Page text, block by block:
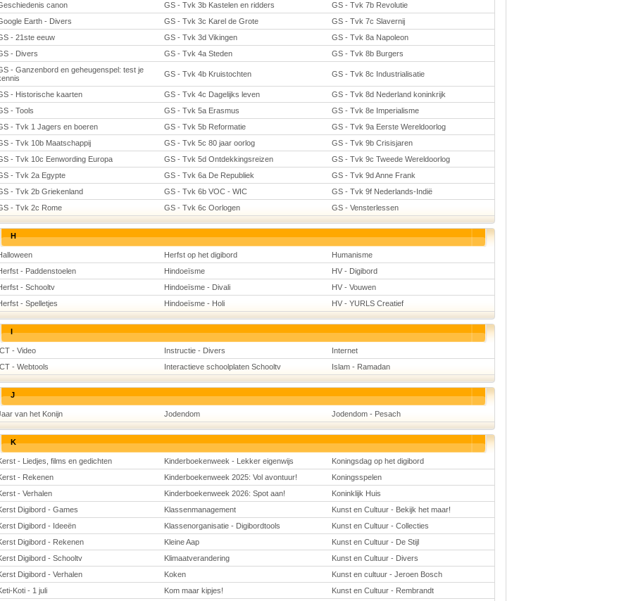
canon
GS - Tvk 3b Kastelen en ridders
GS - Tvk 7b Revolutie
Earth - Divers
GS - Tvk 3c Karel de Grote
GS - Tvk 7c Slavernij
- 21ste eeuw
GS - Tvk 3d Vikingen
GS - Tvk 8a Napoleon
- Divers
GS - Tvk 4a Steden
GS - Tvk 8b Burgers
- Ganzenbord en geheugenspel: test je
GS - Tvk 4b Kruistochten GS - Tvk 8c Industrialisatie
- Historische kaarten GS - Tvk 4c Dagelijks leven
GS - Tvk 8d Nederland koninkrijk
- Tools
GS - Tvk 5a Erasmus
GS - Tvk 8e Imperialisme
- Tvk 1 Jagers en boeren
GS - Tvk 5b Reformatie
GS - Tvk 9a Eerste Wereldoorlog
- Tvk 10b Maatschappij
GS - Tvk 5c 80 jaar oorlog
GS - Tvk 9b Crisisjaren
- Tvk 10c Eenwording Europa
GS - Tvk 5d Ontdekkingsreizen
GS - Tvk 9c Tweede Wereldoorlog
- Tvk 2a Egypte
GS - Tvk 6a De Republiek
GS - Tvk 9d Anne Frank
- Tvk 2b Griekenland
GS - Tvk 6b VOC - WIC
GS - Tvk 9f Nederlands-Indië
- Tvk 2c Rome
GS - Tvk 6c Oorlogen GS - Vensterlessen
H
Herfst op het digibord
Humanisme
- Paddenstoelen
Hindoeïsme
HV - Digibord
- Schooltv
Hindoeïsme - Divali
HV - Vouwen
- Spelletjes
Hindoeïsme - Holi HV - YURLS Creatief
I
- Video Instructie - Divers
Internet
- Webtools
Interactieve schoolplaten Schooltv Islam - Ramadan
J
van het Konijn Jodendom Jodendom - Pesach
K
- Liedjes, films en gedichten Kinderboekenweek - Lekker eigenwijs
Koningsdag op het digibord
- Rekenen
Kinderboekenweek 2025: Vol avontuur!
Koningsspelen
- Verhalen
Kinderboekenweek 2026: Spot aan!
Koninklijk Huis
Digibord - Games
Klassenmanagement
Kunst en Cultuur - Bekijk het maar!
Digibord - Ideeën
Klassenorganisatie - Digibordtools
Kunst en Cultuur - Collecties
Digibord - Rekenen
Kleine Aap
Kunst en Cultuur - De Stijl
Digibord - Schooltv
Klimaatverandering
Kunst en Cultuur - Divers
Digibord - Verhalen
Koken
Kunst en cultuur - Jeroen Bosch
Koti - 1 juli
Kom maar kipjes!
Kunst en Cultuur - Rembrandt